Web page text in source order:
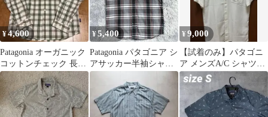
¥4,600
Patagonia オーガニック
コットンチェック 長袖
シャツS
¥5,400
Patagonia パタゴニア シ
アサッカー半袖シャツ
チェック柄 M
¥9,000
【試着のみ】パタゴニ
ア メンズA/C シャツ
52923